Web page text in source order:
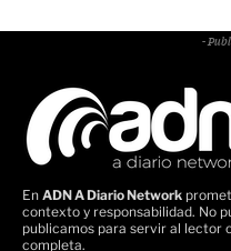
-
En ADN A Diario Network
contexto y responsabilidad. No
publicamos para servir al lector
completa.